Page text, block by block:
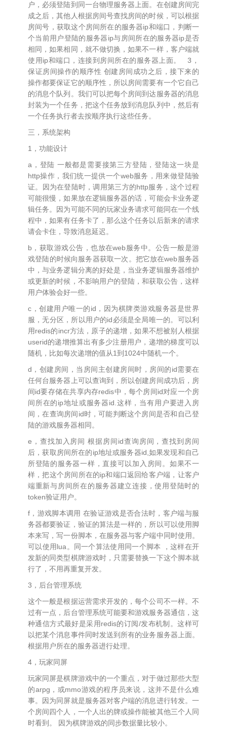
户，必须登陆到同一台物理服务器上面。在创建房间完
成之后，其他人根据房间号查找房间的时候，可以根据
房间号，获取这个房间所在的服务器ip和端口，判断一
个当前用户登陆的服务器ip与房间所在的服务器ip是否
相同，如果相同，就不做切换，如果不一样，客户端就
使用ip和端口，连接到房间所在的服务器上面。 3，
保证房间操作的顺序性 创建房间成功之后，接下来的
操作都要保证它的顺序性，所以房间需要有一个它自己
的消息个队列。我们可以把每个房间到达服务器的消息
封装为一个任务，把这个任务放到消息队列中，然后有
一个任务执行者去按顺序执行这些任务。
三，系统架构
1，功能设计
a，登陆 一般都是需要接第三方登陆，登陆这一块是
http操作，我们统一提供一个web服务，用来做登陆验
证。因为在登陆时，调用第三方的http服务，这个过程
可能很慢，如果放在逻辑服务器的话，可能会卡业务逻
辑任务。因为可能不同的玩家业务请求可能同在一个线
程中，如果有任务卡了，那么这个任务以后新来的请求
请会卡住，导致消息延迟。
b，获取游戏公告，也放在web服务中。公告一般是游
戏登陆的时候向服务器获取一次。把它放在web服务器
中，与业务逻辑分离的好处是，当业务逻辑服务器维护
或更新的时候，不影响用户的登陆，和获取公告，这样
用户体验会好一些。
c，创建用户唯一的id，因为棋牌类游戏服务器是世界
服，无分区，所以用户的id必须是全局唯一的。可以利
用redis的incr方法，原子的递增，如果不想被别人根据
userid的递增推算出有多少注册用户，递增的梯度可以
随机，比如每次递增的值从1到1024中随机一个。
d，创建房间，当房间主创建房间时，房间的id需要在
任何台服务器上可以查询到，所以创建房间成功后，房
间id要存储在共享内存redis中，每个房间id对应一个房
间所在的ip地址或服务器id.这样，当有用户要进入房
间，在查询房间id时，可能判断这个房间是否和自己登
陆的游戏服务器相同。
e，查找加入房间 根据房间id查询房间，查找到房间
后，获取房间所在的ip地址或服务器id,如果发现和自己
所登陆的服务器一样，直接可以加入房间。如果不一
样，把这个房间所在的ip和端口返回给客户端，让客户
端重新与房间所在的服务器建立连接，使用登陆时的
token验证用户。
f，游戏脚本调用 在验证游戏是否合法时，客户端与服
务器都要验证，验证的算法是一样的，所以可以使用脚
本来写，写一份脚本，在服务器与客户端中同时使用。
可以使用lua。同一个算法使用同一个脚本 ，这样在开
发新的同类型棋牌游戏时，只需要替换一下这个脚本就
行了，不用再重复开发。
3，后台管理系统
这个一般是根据运营需求开发的，每个公司不一样。不
过有一点，后台管理系统可能要和游戏服务器通信，这
种通信方式最好是采用redis的订阅/发布机制。这样可
以把某个消息事件同时发送到所有的业务服务器上面。
根据用户所在的服务器进行处理。
4，玩家同屏
玩家同屏是棋牌游戏中的一个重点，对于做过那些大型
的arpg，或mmo游戏的程序员来说，这并不是什么难
事。因为同屏就是服务器对客户端的消息进行转发。一
个房间四个人，一个人出的牌或操作能被其他三个人同
时看到。 因为棋牌游戏的同步数据量比较小。